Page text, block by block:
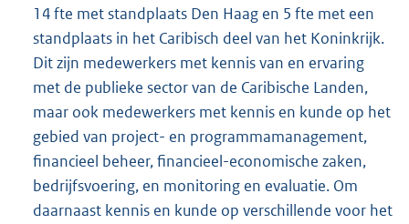
14 fte met standplaats Den Haag en 5 fte met een
standplaats in het Caribisch deel van het Koninkrijk.
Dit zijn medewerkers met kennis van en ervaring
met de publieke sector van de Caribische Landen,
maar ook medewerkers met kennis en kunde op het
gebied van project- en programmamanagement,
financieel beheer, financieel-economische zaken,
bedrijfsvoering, en monitoring en evaluatie. Om
daarnaast kennis en kunde op verschillende voor het